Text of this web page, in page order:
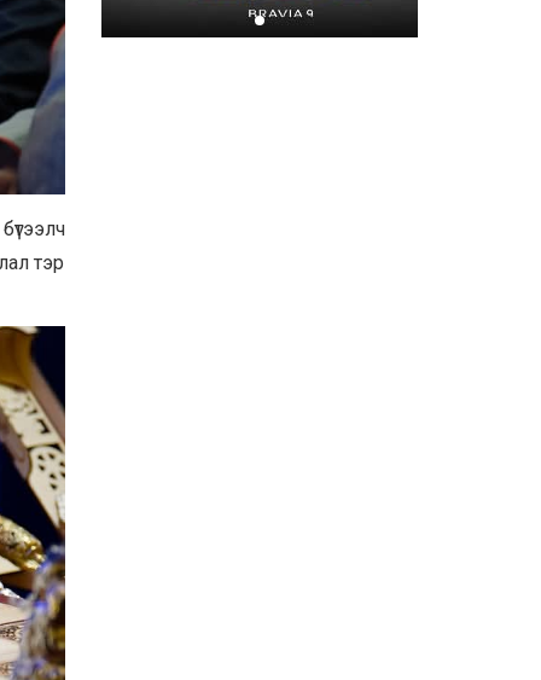
тэр
Хором бүр усаа